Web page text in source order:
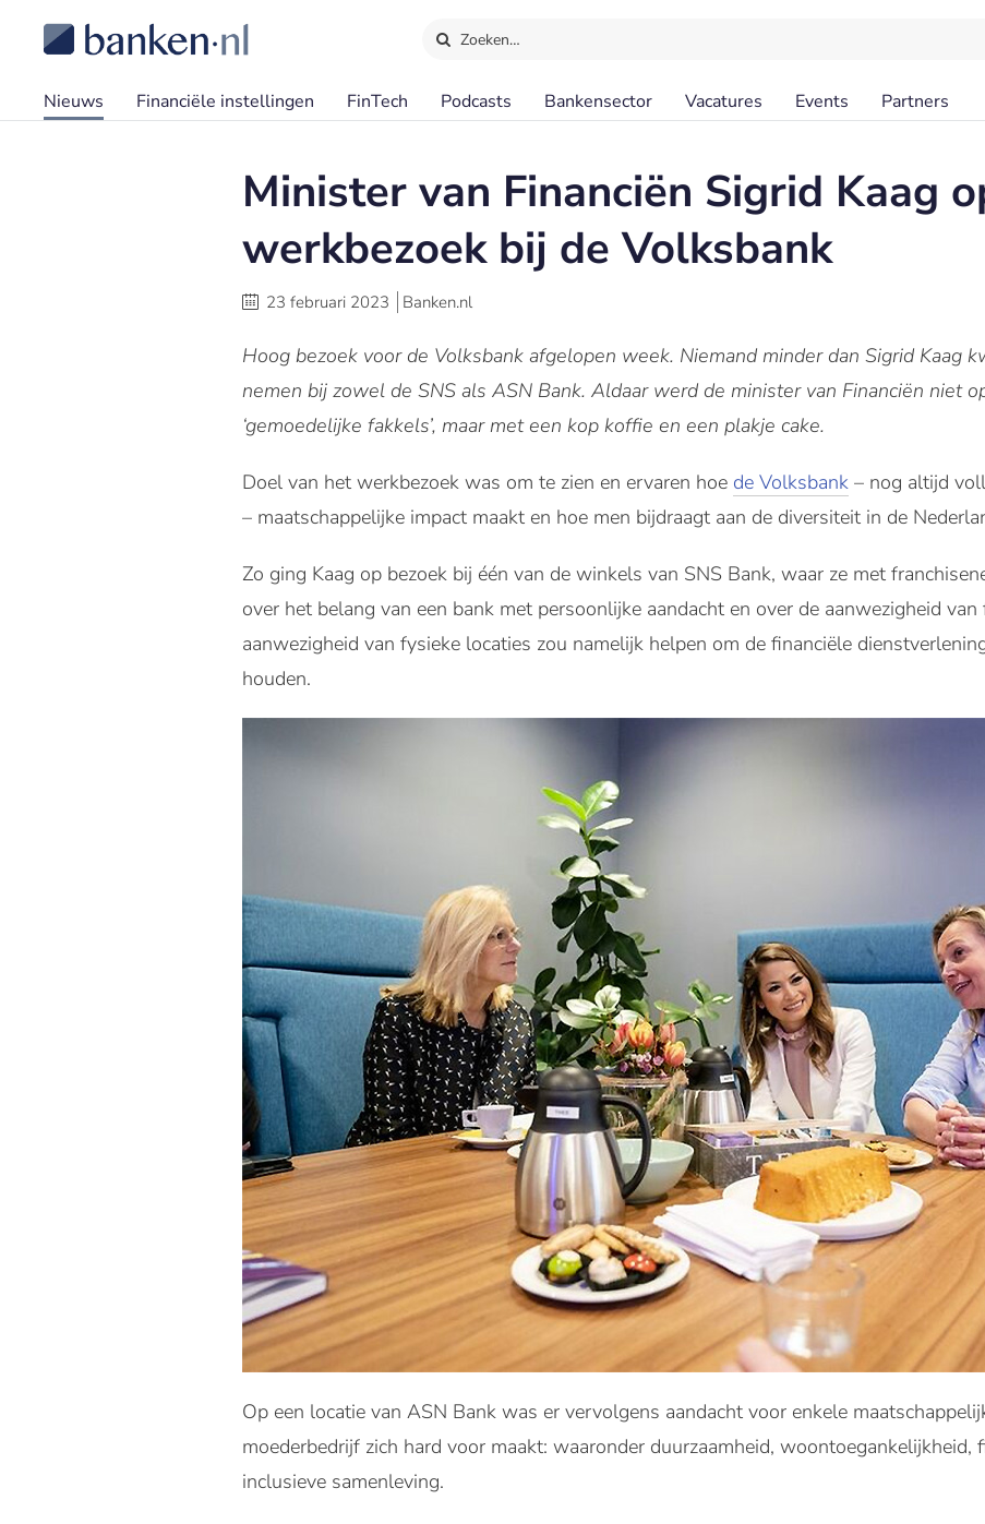
Zoeken…
Nieuws Financiële instellingen FinTech Podcasts Bankensector Vacatures Events Partners
Minister van Financiën Sigrid Kaag
werkbezoek bij de Volksbank
23 februari 2023 Banken.nl
Hoog bezoek voor de Volksbank afgelopen week. Niemand minder dan Sigrid Kaag
nemen bij zowel de SNS als ASN Bank. Aldaar werd de minister van Financiën niet
‘gemoedelijke fakkels’, maar met een kop koffie en een plakje cake.
Doel van het werkbezoek was om te zien en ervaren hoe de Volksbank – nog altijd
– maatschappelijke impact maakt en hoe men bijdraagt aan de diversiteit in de
Zo ging Kaag op bezoek bij één van de winkels van SNS Bank, waar ze met
over het belang van een bank met persoonlijke aandacht en over de aanwezigheid
aanwezigheid van fysieke locaties zou namelijk helpen om de financiële
houden.
Op een locatie van ASN Bank was er vervolgens aandacht voor enkele
moederbedrijf zich hard voor maakt: waaronder duurzaamheid, woontoegankelijkheid,
inclusieve samenleving.